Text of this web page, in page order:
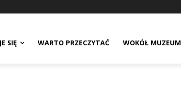
SIĘ WARTO PRZECZYTAĆ WOKÓŁ MUZEUM